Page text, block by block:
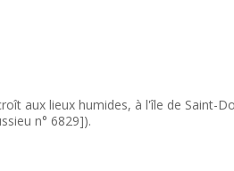
aux lieux humides, à l'île de Saint-
n° 6829]).